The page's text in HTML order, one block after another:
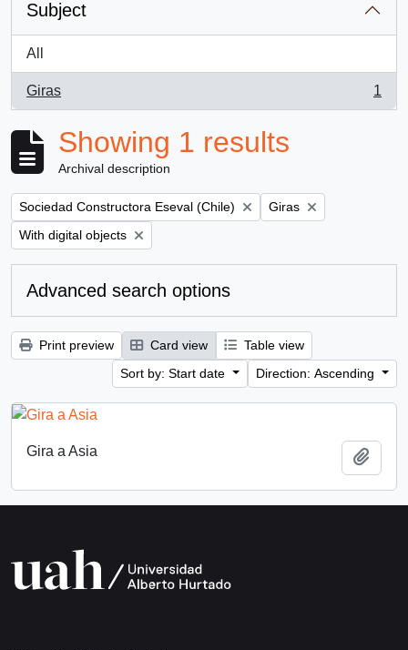
Subject
All
Giras
, 1 results
1
Showing 1 results
Archival description
Remove filter:
Sociedad Constructora Eseval (Chile) Remove filter:
Giras
Remove filter:
With digital objects
Advanced search options
Print preview Card view
Table view
Sort by: Start date
Direction: Ascending
Gira a Asia